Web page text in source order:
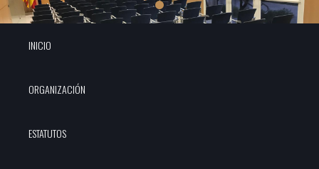
INICIO
ORGANIZACIÓN
ESTATUTOS